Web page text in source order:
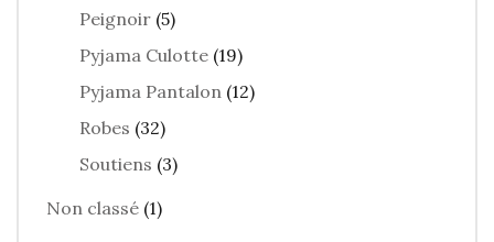
Peignoir (5)
Pyjama Culotte (19)
Pyjama Pantalon (12)
Robes (32)
Soutiens (3)
Non classé (1)